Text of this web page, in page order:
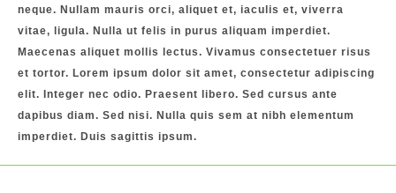
neque. Nullam mauris orci, aliquet et, iaculis et, viverra
vitae, ligula. Nulla ut felis in purus aliquam imperdiet.
Maecenas aliquet mollis lectus. Vivamus consectetuer risus
et tortor. Lorem ipsum dolor sit amet, consectetur adipiscing
elit. Integer nec odio. Praesent libero. Sed cursus ante
dapibus diam. Sed nisi. Nulla quis sem at nibh elementum
imperdiet. Duis sagittis ipsum.